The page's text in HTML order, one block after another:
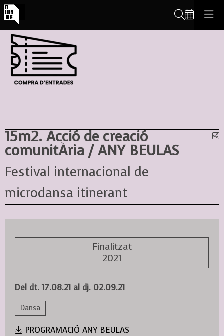
15m2. Acció de creació
comunitÀria / ANY BEULAS
Festival internacional de
microdansa itinerant
Finalitzat
2021
Del dt. 17.08.21 al dj. 02.09.21
Dansa
PROGRAMACIÓ ANY BEULAS